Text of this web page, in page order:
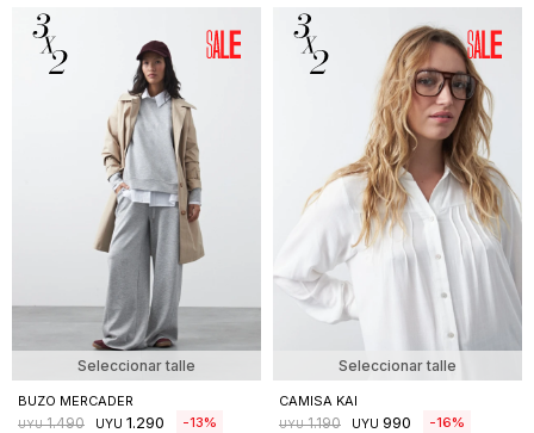
Seleccionar talle
BUZO MERCADER
UYU 1.490 UYU 1.290 13
Seleccionar talle
CAMISA KAI
UYU 1.190 UYU 990 16